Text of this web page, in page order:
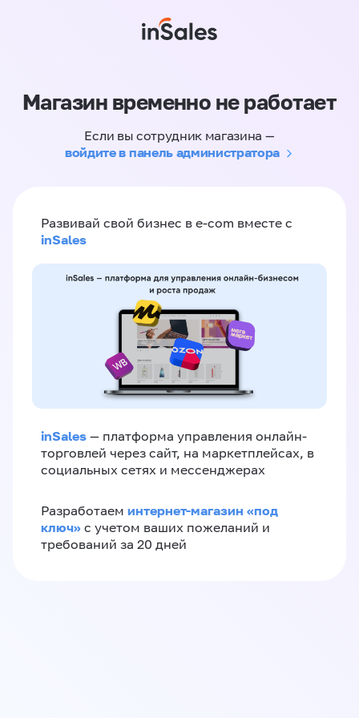
Магазин временно не работает
Если вы сотрудник магазина —
войдите в панель администратора
Развивай свой бизнес в e-com вместе с
inSales
inSales — платформа управления онлайн-
торговлей через сайт, на маркетплейсах, в
социальных сетях и мессенджерах
Разработаем интернет-магазин «‎под
ключ»‎ с учетом ваших пожеланий и
требований за 20 дней